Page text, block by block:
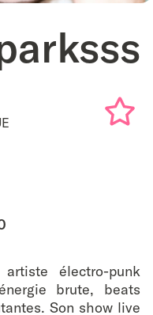
électro-punk
brute, beats
Son show live